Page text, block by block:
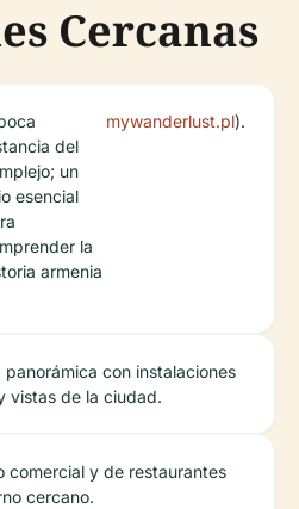
Cercanas
del
un
esencial
la
armenia
mywanderlust.pl).
panorámica con instalaciones
vistas de la ciudad.
comercial y de restaurantes
cercano.